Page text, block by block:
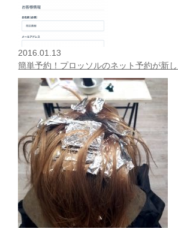
2016.01.13
簡単予約！プロッソルのネット予約が新し